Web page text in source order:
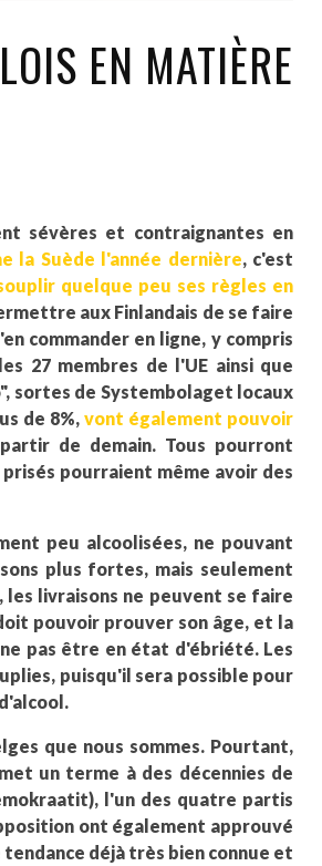
EN MATIÈRE
sévères et contraignantes en
la Suède l'année dernière, c'est
quelque peu ses règles en
aux Finlandais de se faire
commander en ligne, y compris
27 membres de l'UE ainsi que
sortes de Systembolaget locaux
de 8%, vont également pouvoir
de demain. Tous pourront
pourraient même avoir des
peu alcoolisées, ne pouvant
plus fortes, mais seulement
les livraisons ne peuvent se faire
pouvoir prouver son âge, et la
pas être en état d'ébriété. Les
puisqu'il sera possible pour
que nous sommes. Pourtant,
un terme à des décennies de
l'un des quatre partis
ont également approuvé
déjà très bien connue et